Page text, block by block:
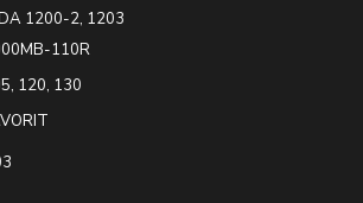
1200-2, 1203
110R
120, 130